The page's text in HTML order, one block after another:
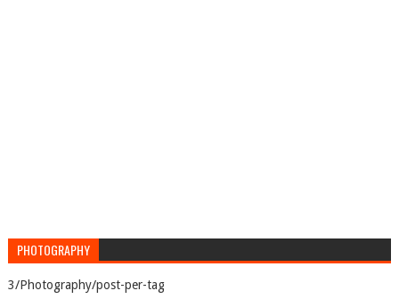
PHOTOGRAPHY
3/Photography/post-per-tag